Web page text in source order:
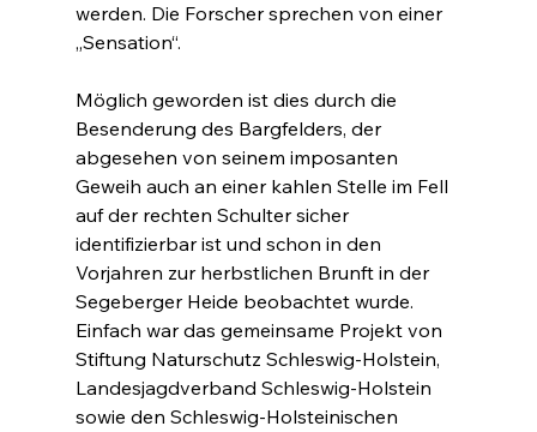
werden. Die Forscher sprechen von einer
„Sensation“.
Möglich geworden ist dies durch die
Besenderung des Bargfelders, der
abgesehen von seinem imposanten
Geweih auch an einer kahlen Stelle im Fell
auf der rechten Schulter sicher
identifizierbar ist und schon in den
Vorjahren zur herbstlichen Brunft in der
Segeberger Heide beobachtet wurde.
Einfach war das gemeinsame Projekt von
Stiftung Naturschutz Schleswig-Holstein,
Landesjagdverband Schleswig-Holstein
sowie den Schleswig-Holsteinischen